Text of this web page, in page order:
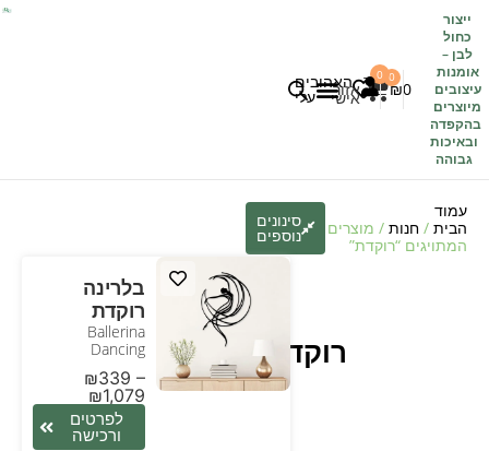
ייצור
כחול
לבן –
אומנות
עיצובים
מיוצרים
בהקפדה
ובאיכות
גבוהה
₪0
0 האהובים
עלי
0
אזור
אישי
עמוד
הבית / חנות / מוצרים
המתויגים “רוקדת”
רוקדת
סינונים
נוספים
בלרינה
רוקדת
Ballerina
Dancing
₪339 –
₪1,079
לפרטים
ורכישה